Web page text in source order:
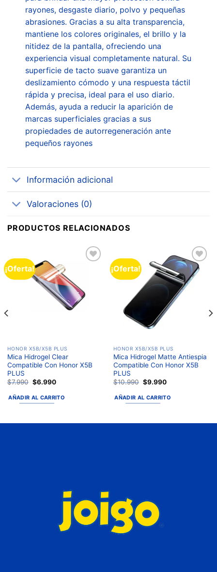
rayones, desgaste diario, polvo y pequeñas
abrasiones. Gracias a su alta transparencia,
mantiene los colores originales, el brillo y la
nitidez de la pantalla, ofreciendo una
experiencia visual completamente natural. Su
superficie de tacto suave garantiza un
deslizamiento cómodo y una respuesta táctil
rápida y precisa, ideal para el uso diario.
Además, ayuda a reducir la aparición de
marcas superficiales gracias a sus
propiedades de autorregeneración ante
pequeños rayones
Información adicional
Valoraciones (0)
PRODUCTOS RELACIONADOS
¡Oferta!
deseos
HONOR X5B/X5B PLUS
Mica Hidrogel Clear
Compatible Con Honor X5B
PLUS
$7.990 $6.990
AÑADIR AL CARRITO
¡Oferta!
Añadir
a la
lista de
deseos
HONOR X5B/X5B PLUS
Mica Hidrogel Matte Antiespia
Compatible Con Honor X5B
PLUS
$10.990 $9.990
AÑADIR AL CARRITO